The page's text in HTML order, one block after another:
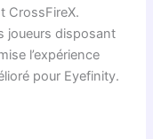
CrossFireX.
joueurs disposant
l’expérience
pour Eyefinity.